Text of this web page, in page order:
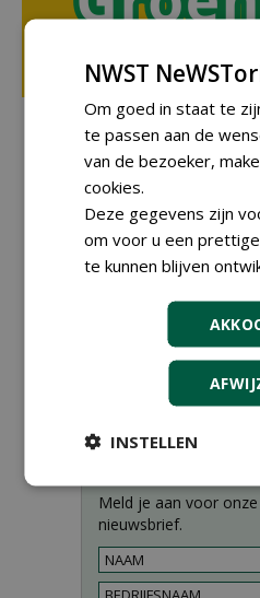
Meld je aan voor
nieuwsbrief.
NWST
Om goed in staat te
te passen aan de
van de bezoeker,
cookies.
Deze gegevens zijn
om voor u een
te kunnen blijven
INSTELLEN